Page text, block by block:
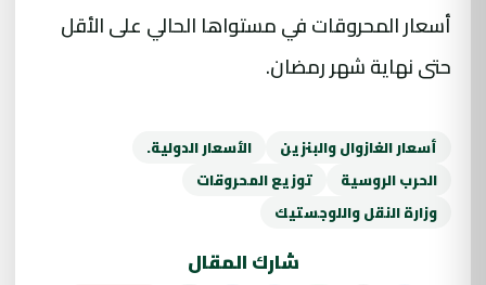
أسعار المحروقات في مستواها الحالي على الأقل
حتى نهاية شهر رمضان.
أسعار الغازوال والبنزين
الأسعار الدولية.
الحرب الروسية
توزيع المحروقات
وزارة النقل واللوجستيك
شارك المقال